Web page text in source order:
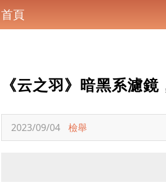
首頁
《云之羽》暗黑系濾
2023/09/04 檢舉